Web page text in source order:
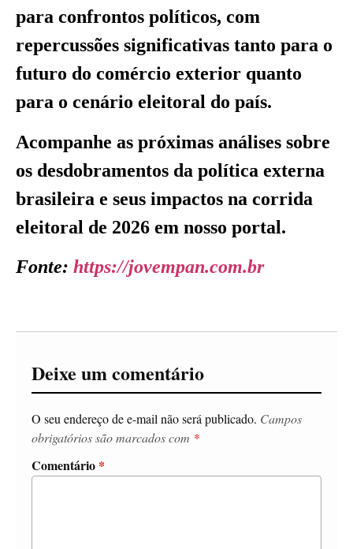
para confrontos políticos, com
repercussões significativas tanto para o
futuro do comércio exterior quanto
para o cenário eleitoral do país.
Acompanhe as próximas análises sobre
os desdobramentos da política externa
brasileira e seus impactos na corrida
eleitoral de 2026 em nosso portal.
Fonte: https://jovempan.com.br
Deixe um comentário
O seu endereço de e-mail não será publicado. Campos
obrigatórios são marcados com *
Comentário *